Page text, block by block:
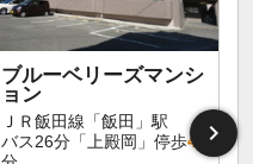
ブルーベリーズマンシ
ョン
ＪＲ飯田線「飯田」駅
バス26分「上殿岡」停歩4